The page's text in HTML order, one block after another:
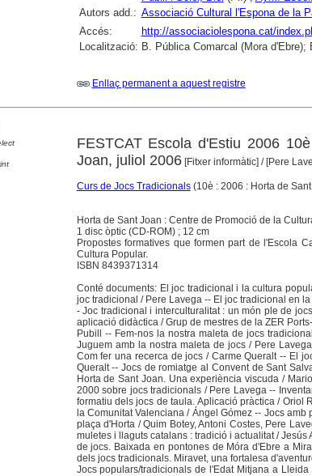
Autors add.: Associació Cultural l'Espona de la
Accés:
http://associaciolespona.cat/
Localització: B. Pública Comarcal (Mora
Enllaç permanent a aquest registre
FESTCAT Escola d'Estiu 2006
Joan, juliol 2006[Fitxer informàtic] / [Pere
Curs de Jocs Tradicionals(10è : 2006 : Horta de
Horta de Sant Joan : Centre de Promoció de la
1 disc òptic (CD-ROM) ; 12 cm
Propostes formatives que formen part de l'Escola
Cultura Popular.
ISBN 8439371314
Conté documents: El joc tradicional i la cultura
joc tradicional / Pere Lavega -- El joc tradicional en
- Joc tradicional i interculturalitat : un món ple de
aplicació didàctica / Grup de mestres de la ZER
Pubill -- Fem-nos la nostra maleta de jocs
Juguem amb la nostra maleta de jocs / Pere
Com fer una recerca de jocs / Carme Queralt -- El
Queralt -- Jocs de romiatge al Convent de Sant
Horta de Sant Joan. Una experiència viscuda /
2000 sobre jocs tradicionals / Pere Lavega --
formatiu dels jocs de taula. Aplicació pràctica /
la Comunitat Valenciana / Ángel Gómez -- Jocs
plaça d'Horta / Quim Botey, Antoni Costes, Pere
muletes i llaguts catalans : tradició i actualitat /
de jocs. Baixada en pontones de Móra d'Ebre a
dels jocs tradicionals. Miravet, una fortalesa
Jocs populars/tradicionals de l'Edat Mitjana a